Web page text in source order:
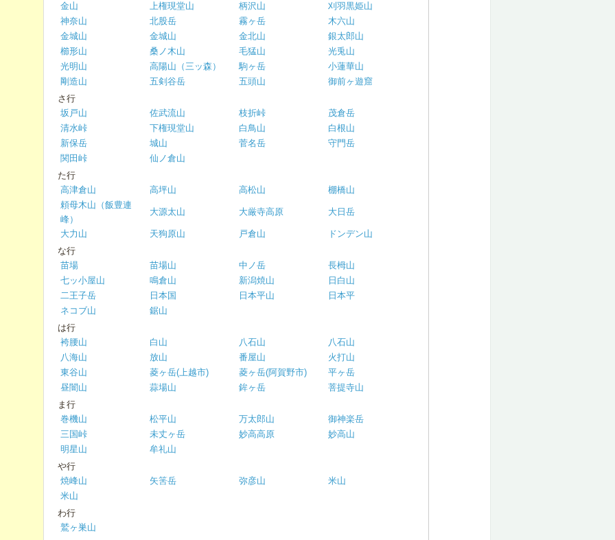
金山
上権現堂山 柄沢山
刈羽黒姫山
神奈山
北股岳 霧ヶ岳
木六山
金城山
金城山 金北山
銀太郎山
櫛形山
桑ノ木山 毛猛山
光兎山
光明山
高陽山（三ッ森） 駒ヶ岳
小蓮華山
剛造山
五剣谷岳 五頭山
御前ヶ遊窟
さ行
坂戸山
佐武流山 枝折峠
茂倉岳
清水峠
下権現堂山 白鳥山
白根山
新保岳
城山 菅名岳
守門岳
関田峠
仙ノ倉山
た行
高津倉山
高坪山 高松山
棚橋山
頼母木山（飯豊連
峰）
大源太山 大厳寺高原 大日岳
大力山 天狗原山 戸倉山
ドンデン山
な行
苗場
苗場山 中ノ岳
長栂山
七ッ小屋山
鳴倉山 新潟焼山
日白山
二王子岳
日本国 日本平山
日本平
ネコブ山
鋸山
は行
袴腰山
白山 八石山
八石山
八海山
放山 番屋山
火打山
東谷山
菱ヶ岳(上越市) 菱ヶ岳(阿賀野市)
平ヶ岳
昼闇山
蒜場山 鉾ヶ岳
菩提寺山
ま行
巻機山
松平山 万太郎山
御神楽岳
三国峠
未丈ヶ岳 妙高高原
妙高山
明星山
牟礼山
や行
焼峰山
矢筈岳 弥彦山
米山
米山
わ行
鷲ヶ巣山